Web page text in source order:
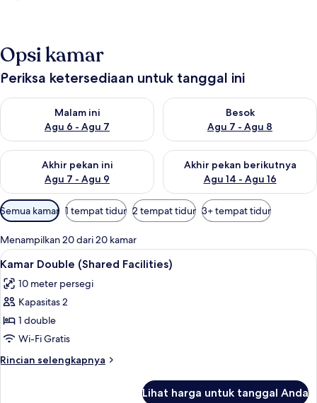
Opsi kamar
Periksa ketersediaan untuk tanggal ini
Malam ini
Agu 6 - Agu 7
Periksa ketersediaan untuk malam ini Agu 6 - Agu 7
Besok
Agu 7 - Agu 8
Periksa ketersediaan untuk
Akhir pekan ini
Agu 7 - Agu 9
Periksa ketersediaan untuk akhir pekan ini Agu 7 - Agu 9
Akhir pekan berikutnya
Agu 14 - Agu 16
Periksa ketersediaan untuk
Filter
tersedia
untuk
kamar
Semua kamar 1 tempat tidur 2 tempat tidur 3+ tempat tidur
Menampilkan 20 dari 20 kamar
Lihat
semua
foto
untuk
Kamar
Double
(Shared
Facilities)
4
Kamar Double (Shared Facilities)
10 meter persegi
Kapasitas 2
1 double
Wi-Fi Gratis
Rincian selengkapnya
Rincian
Lihat harga untuk tanggal Anda